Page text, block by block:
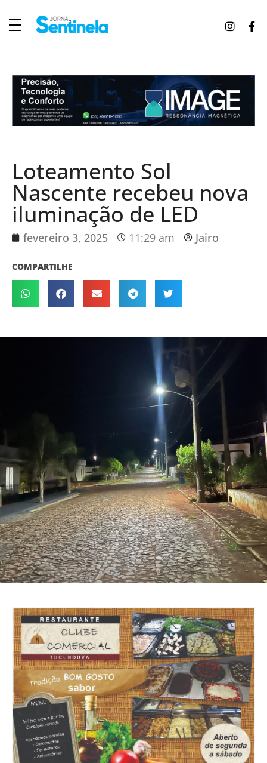
Loteamento Sol
Nascente recebeu nova
iluminação de LED
fevereiro 3, 2025 11:29 am Jairo
COMPARTILHE